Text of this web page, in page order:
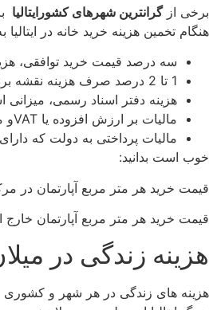
برخی ازگرانترین شهرهای کشورایتالیا
هنگام تخمین هزینه خرید خانه در ایتالیا
سه درصد قیمت خرید توافقی،
1 تا 2 درصد صرف هزینه نقشه برداری و سایر هزینه ها و مخارج مربوطه خواهد شد.
هزینه دفتر اسناد رسمی،
مالیات بر ارزش افزوده یا VATو مالیات فروش در آژانس، که IVA نامیده می­شود و همچنین مالیات خدمات نقشه برداری و دفتر اسناد رسمی، از هزینه های مالیاتی است که باید پرداخت گردد.
مالیات پرداختی به دولت که
خوب است بدانید:
قیمت خرید هر متر مربع آپارتمان در مرکز شهر :
قیمت خرید هر متر مربع آپارتمان خارج از مرکز :
هزینه زندگی در
هزینه های زندگی در هر شهر و کشوری